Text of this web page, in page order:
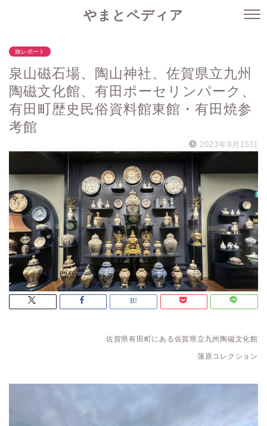
やまとペディア
旅レポート
泉山磁石場、陶山神社、佐賀県立九州
陶磁文化館、有田ポーセリンパーク、
有田町歴史民俗資料館東館・有田焼参
考館
2023年9月15日
佐賀県有田町にある佐賀県立九州陶磁文化館
蒲原コレクション